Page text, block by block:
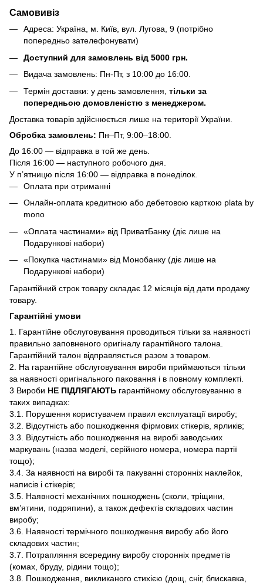
Самовивіз
Адреса: Україна, м. Київ, вул. Лугова, 9 (потрібно
попередньо зателефонувати)
Доступний для замовлень від 5000 грн.
Видача замовлень: Пн-Пт, з 10:00 до 16:00.
Термін доставки: у день замовлення, тільки за
попередньою домовленістю з менеджером.
Доставка товарів здійснюється лише на території України.
Обробка замовлень: Пн–Пт, 9:00–18:00.
До 16:00 — відправка в той же день.
Після 16:00 — наступного робочого дня.
У п’ятницю після 16:00 — відправка в понеділок.
Оплата при отриманні
Онлайн-оплата кредитною або дебетовою карткою plata by
mono
«Оплата частинами» від ПриватБанку (діє лише на
Подарункові набори)
«Покупка частинами» від Монобанку (діє лише на
Подарункові набори)
Гарантійний строк товару складає 12 місяців від дати продажу
товару.
Гарантійні умови
1. Гарантійне обслуговування проводиться тільки за наявності
правильно заповненого оригіналу гарантійного талона.
Гарантійний талон відправляється разом з товаром.
2. На гарантійне обслуговування вироби приймаються тільки
за наявності оригінального паковання і в повному комплекті.
3 Вироби НЕ ПІДЛЯГАЮТЬ гарантійному обслуговуванню в
таких випадках:
3.1. Порушення користувачем правил експлуатації виробу;
3.2. Відсутність або пошкодження фірмових стікерів, ярликів;
3.3. Відсутність або пошкодження на виробі заводських
маркувань (назва моделі, серійного номера, номера партії
тощо);
3.4. За наявності на виробі та пакуванні сторонніх наклейок,
написів і стікерів;
3.5. Наявності механічних пошкоджень (сколи, тріщини,
вм’ятини, подряпини), а також дефектів складових частин
виробу;
3.6. Наявності термічного пошкодження виробу або його
складових частин;
3.7. Потрапляння всередину виробу сторонніх предметів
(комах, бруду, рідини тощо);
3.8. Пошкодження, викликаного стихією (дощ, сніг, блискавка,